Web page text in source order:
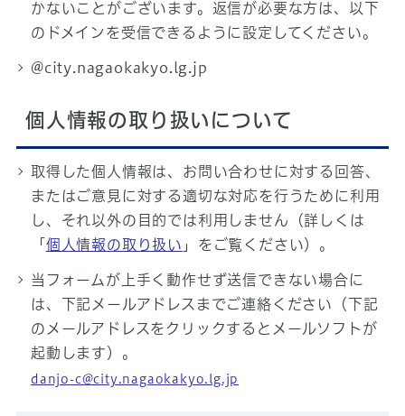
かないことがございます。返信が必要な方は、以下
のドメインを受信できるように設定してください。
@city.nagaokakyo.lg.jp
個人情報の取り扱いについて
取得した個人情報は、お問い合わせに対する回答、
またはご意見に対する適切な対応を行うために利用
し、それ以外の目的では利用しません（詳しくは
「 個人情報の取り扱い 」をご覧ください）。
当フォームが上手く動作せず送信できない場合に
は、下記メールアドレスまでご連絡ください（下記
のメールアドレスをクリックするとメールソフトが
起動します）。
danjo-c@city.nagaokakyo.lg.jp